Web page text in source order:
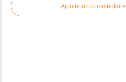
Ajouter un commentaire